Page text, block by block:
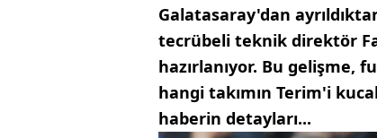
Galatasaray'dan
tecrübeli teknik direktör
hazırlanıyor. Bu gelişme,
hangi takımın Terim'i
haberin detayları...